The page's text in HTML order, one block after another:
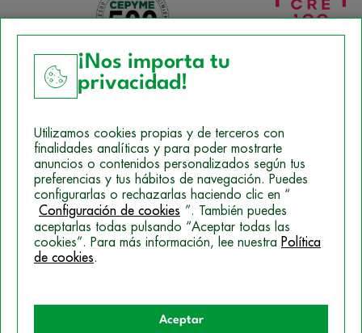
Política de Cookies
Mapa del sitio
Politica de Privacidad
© 2026 Campus Training
¡Nos importa tu
privacidad!
Utilizamos cookies propias y de terceros con
finalidades analíticas y para poder mostrarte
anuncios o contenidos personalizados según tus
preferencias y tus hábitos de navegación. Puedes
configurarlas o rechazarlas haciendo clic en “
Configuración de cookies ”. También puedes
aceptarlas todas pulsando “Aceptar todas las
cookies”. Para más información, lee nuestra Política
de cookies.
Aceptar